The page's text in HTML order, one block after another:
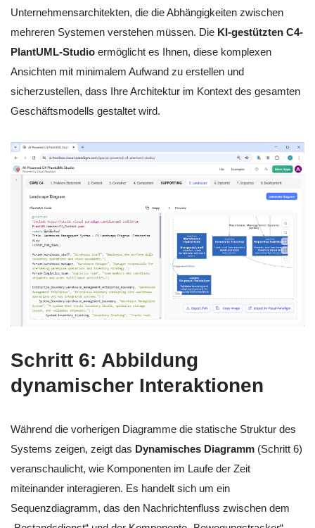
Unternehmensarchitekten, die die Abhängigkeiten zwischen
mehreren Systemen verstehen müssen. Die KI-gestützten C4-
PlantUML-Studio ermöglicht es Ihnen, diese komplexen
Ansichten mit minimalem Aufwand zu erstellen und
sicherzustellen, dass Ihre Architektur im Kontext des gesamten
Geschäftsmodells gestaltet wird.
Schritt 6: Abbildung
dynamischer Interaktionen
Während die vorherigen Diagramme die statische Struktur des
Systems zeigen, zeigt das Dynamisches Diagramm (Schritt 6)
veranschaulicht, wie Komponenten im Laufe der Zeit
miteinander interagieren. Es handelt sich um ein
Sequenzdiagramm, das den Nachrichtenfluss zwischen dem